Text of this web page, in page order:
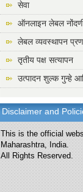
सेवा
ऑनलाइन लेबल
लेबल व्यवस्थापन
तृतीय पक्ष सत्यापन
उत्पादन शुल्क गुन्हे
Disclaimer and
This is the official
Maharashtra, India.
All Rights Reserved.